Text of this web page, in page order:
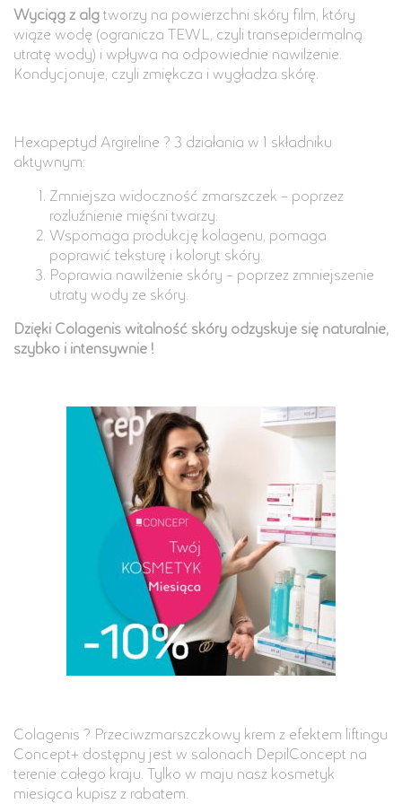
Wyciąg z algtworzy na powierzchni skóry film, który
wiąże wodę (ogranicza TEWL, czyli transepidermalną
utratę wody) i wpływa na odpowiednie nawilżenie.
Kondycjonuje, czyli zmiękcza i wygładza skórę.
Hexapeptyd Argireline ? 3 działania w 1 składniku
aktywnym:
Zmniejsza widoczność zmarszczek – poprzez
rozluźnienie mięśni twarzy.
Wspomaga produkcję kolagenu, pomaga
poprawić teksturę i koloryt skóry.
Poprawia nawilżenie skóry – poprzez zmniejszenie
utraty wody ze skóry.
Dzięki Colagenis witalność skóry odzyskuje się naturalnie,
szybko i intensywnie !
Colagenis ? Przeciwzmarszczkowy krem z efektem liftingu
Concept+ dostępny jest w salonach DepilConcept na
terenie całego kraju. Tylko w maju nasz kosmetyk
miesiąca kupisz z rabatem.